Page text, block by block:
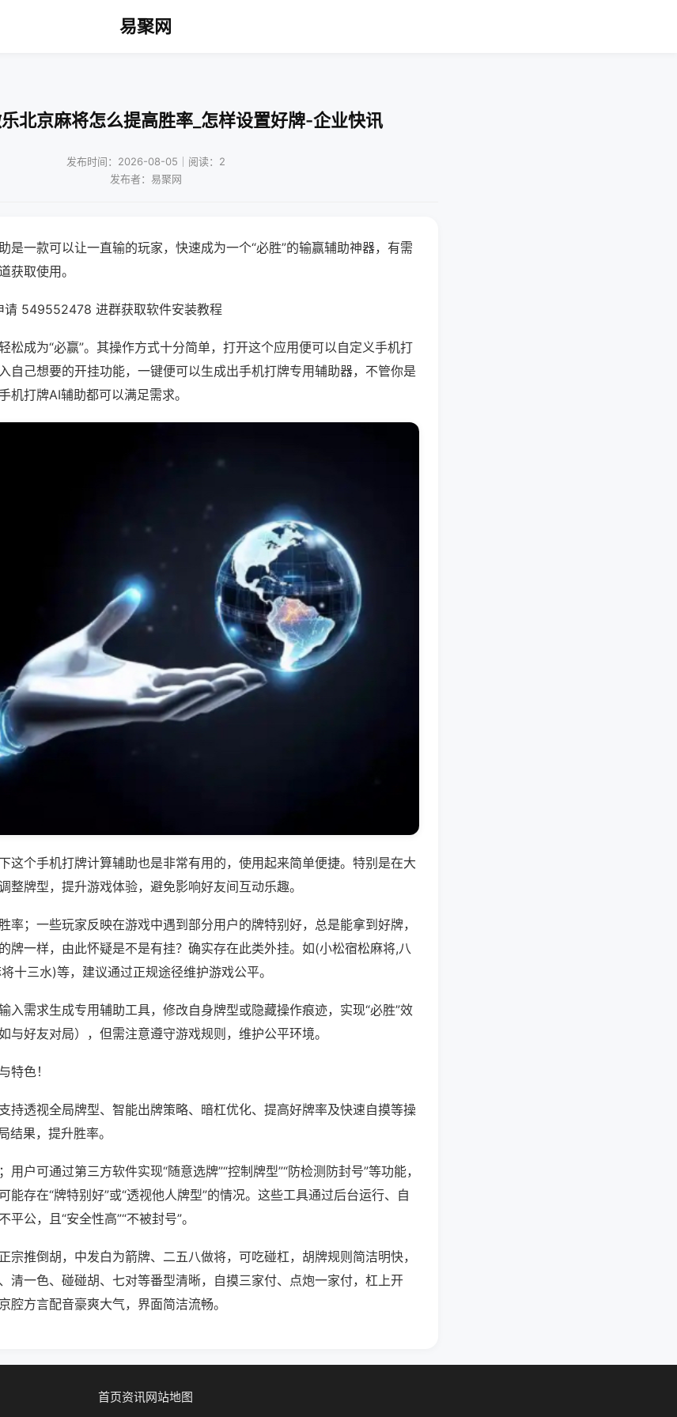
易聚网
北京麻将怎么提高胜率_怎样设置好牌-企业快讯
发布时间：2026-08-05｜阅读：2
发布者：易聚网
是一款可以让一直输的玩家，快速成为一个“必胜”的输赢辅助神器，有需
获取使用。
请 549552478 进群获取软件安装教程
松成为“必赢”。其操作方式十分简单，打开这个应用便可以自定义手机打
自己想要的开挂功能，一键便可以生成出手机打牌专用辅助器，不管你是
机打牌AI辅助都可以满足需求。
这个手机打牌计算辅助也是非常有用的，使用起来简单便捷。特别是在大
整牌型，提升游戏体验，避免影响好友间互动乐趣。
率；一些玩家反映在游戏中遇到部分用户的牌特别好，总是能拿到好牌，
牌一样，由此怀疑是不是有挂？确实存在此类外挂。如(小松宿松麻将,八
十三水)等，建议通过正规途径维护游戏公平。
入需求生成专用辅助工具，修改自身牌型或隐藏操作痕迹，实现“必胜”效
与好友对局），但需注意遵守游戏规则，维护公平环境。
特色！
持透视全局牌型、智能出牌策略、暗杠优化、提高好牌率及快速自摸等操
结果，提升胜率。
用户可通过第三方软件实现“随意选牌”“控制牌型”“防检测防封号”等功能，
能存在“牌特别好”或“透视他人牌型”的情况。这些工具通过后台运行、自
公，且“安全性高”“不被封号”。
宗推倒胡，中发白为箭牌、二五八做将，可吃碰杠，胡牌规则简洁明快，
清一色、碰碰胡、七对等番型清晰，自摸三家付、点炮一家付，杠上开
腔方言配音豪爽大气，界面简洁流畅。
首页资讯网站地图